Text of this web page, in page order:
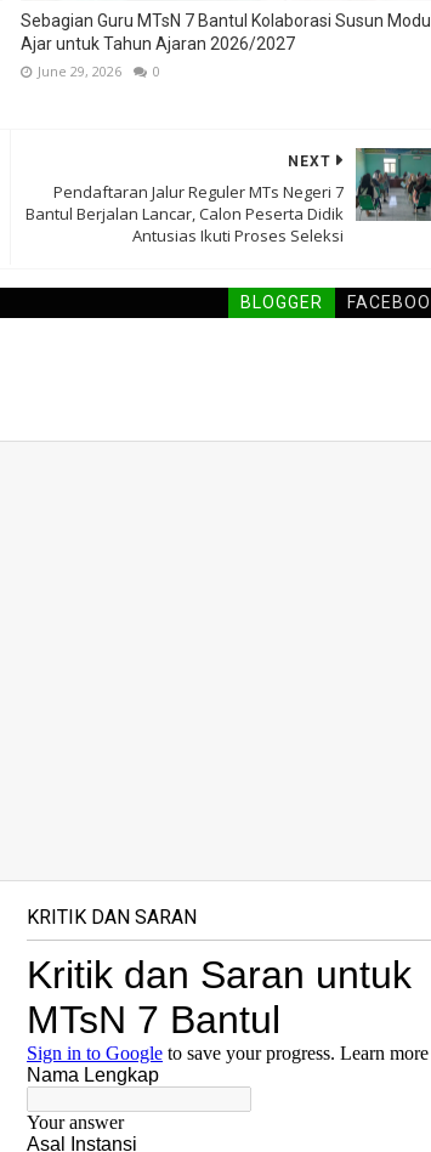
Sebagian Guru MTsN 7 Bantul Kolaborasi Susun
Ajar untuk Tahun Ajaran 2026/2027
June 29, 2026 0
NEXT
Pendaftaran Jalur Reguler MTs Negeri 7
Bantul Berjalan Lancar, Calon Peserta Didik
Antusias Ikuti Proses Seleksi
BLOGGER
KRITIK DAN SARAN